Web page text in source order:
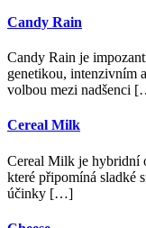
Candy Rain
Candy Rain je
genetikou, intenzivním
volbou mezi nadšenci
Cereal Milk
Cereal Milk je hybridní
které připomíná sladké
účinky […]